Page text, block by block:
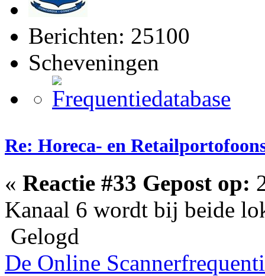
Berichten: 25100
Scheveningen
Re: Horeca- en
« Reactie #33 Gepost op:
Kanaal 6 wordt bij beide
Gelogd
De Online